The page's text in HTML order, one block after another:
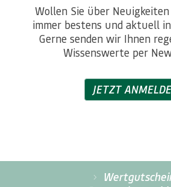
Wollen Sie über
immer bestens und aktuell
Gerne senden wir Ihnen
Wissenswerte per
JETZT